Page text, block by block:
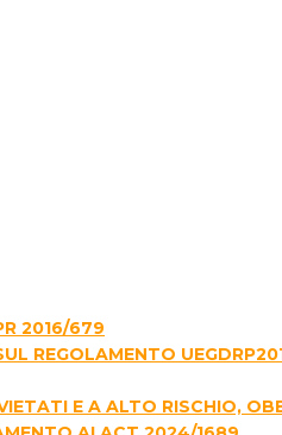
2016/679
REGOLAMENTO
E A ALTO RISCHIO,